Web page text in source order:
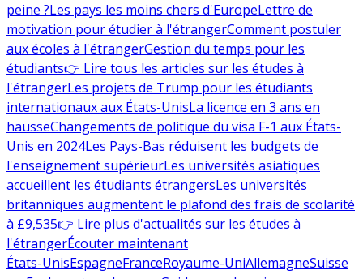
peine ?Les pays les moins chers d'EuropeLettre de
motivation pour étudier à l'étrangerComment postuler
aux écoles à l'étrangerGestion du temps pour les
étudiants👉 Lire tous les articles sur les études à
l'étrangerLes projets de Trump pour les étudiants
internationaux aux États-UnisLa licence en 3 ans en
hausseChangements de politique du visa F-1 aux États-
Unis en 2024Les Pays-Bas réduisent les budgets de
l'enseignement supérieurLes universités asiatiques
accueillent les étudiants étrangersLes universités
britanniques augmentent le plafond des frais de scolarité
à £9,535👉 Lire plus d'actualités sur les études à
l'étrangerÉcouter maintenant
États-UnisEspagneFranceRoyaume-UniAllemagneSuisse